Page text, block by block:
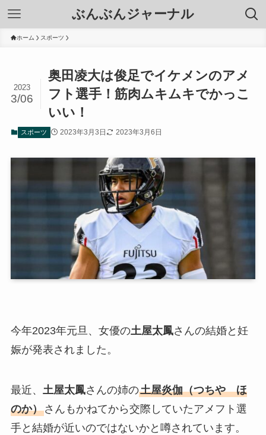
ぶんぶんジャーナル
ホーム スポーツ
奥田凌大は俊足でイケメンのアメ
フト選手！筋肉ムキムキでかっこ
いい！
2023
3/06
スポーツ 2023年3月3日 2023年3月6日
今年2023年元旦、女優の土屋太鳳さんの結婚と妊
娠が発表されました。
最近、 土屋太鳳さんの姉の土屋炎伽（つちや ほ
のか）さんもかねてから交際していたアメフト選
手と結婚が近いのではないかと噂されています。